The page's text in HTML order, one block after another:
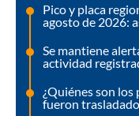
Pico y placa
agosto de 2026:
Se mantiene
actividad
¿Quiénes son
fueron